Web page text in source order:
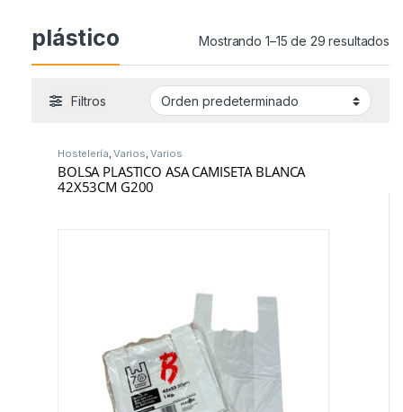
plástico Mostrando 1–15 de 29 resultados
Filtros
Hostelería,Varios,Varios
BOLSA PLASTICO ASA CAMISETA BLANCA
42X53CM G200